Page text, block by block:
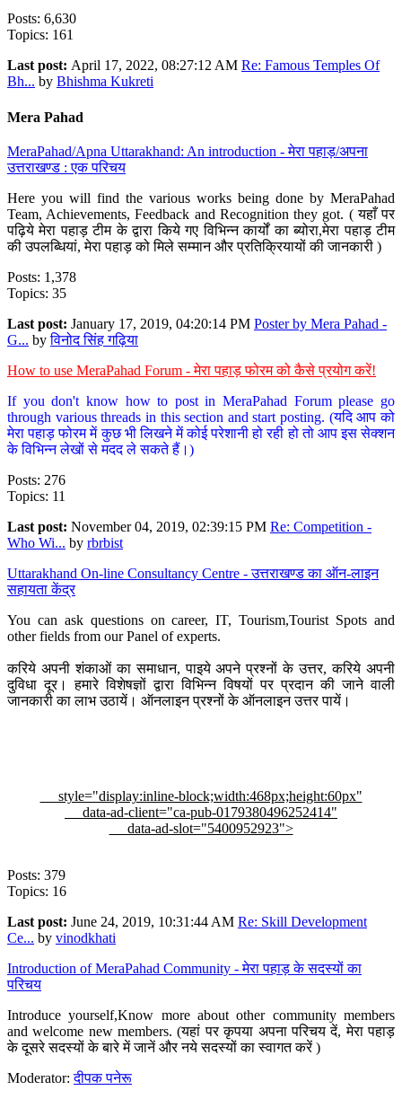
Posts: 6,630
Topics: 161
Last post: April 17, 2022, 08:27:12 AM Re: Famous Temples Of
Bh... by Bhishma Kukreti
Mera Pahad
MeraPahad/Apna Uttarakhand: An introduction - मेरा पहाड़/अपना
उत्तराखण्ड : एक परिचय
Here you will find the various works being done by MeraPahad
Team, Achievements, Feedback and Recognition they got. ( यहाँ पर
पढ़िये मेरा पहाड़ टीम के द्वारा किये गए विभिन्न कार्यों का ब्योरा,मेरा पहाड़ टीम
की उपलब्धियां, मेरा पहाड़ को मिले सम्मान और प्रतिक्रियायों की जानकारी )
Posts: 1,378
Topics: 35
Last post: January 17, 2019, 04:20:14 PM Poster by Mera Pahad -
G... byविनोद सिंह गढ़िया
How to use MeraPahad Forum - मेरा पहाड़ फोरम को कैसे प्रयोग करें!
If you don't know how to post in MeraPahad Forum please go
through various threads in this section and start posting. (यदि आप को
मेरा पहाड़ फोरम में कुछ भी लिखने में कोई परेशानी हो रही हो तो आप इस सेक्शन
के विभिन्न लेखों से मदद ले सकते हैं।)
Posts: 276
Topics: 11
Last post: November 04, 2019, 02:39:15 PM Re: Competition -
Who Wi... by rbrbist
Uttarakhand On-line Consultancy Centre - उत्तराखण्ड का ऑन-लाइन
सहायता केंद्र
You can ask questions on career, IT, Tourism,Tourist Spots and
other fields from our Panel of experts.
करिये अपनी शंकाओं का समाधान, पाइये अपने प्रश्नों के उत्तर, करिये अपनी
दुविधा दूर। हमारे विशेषज्ञों द्वारा विभिन्न विषयों पर प्रदान की जाने वाली
जानकारी का लाभ उठायें। ऑनलाइन प्रश्नों के ऑनलाइन उत्तर पायें।
style="display:inline-block;width:468px;height:60px"
data-ad-client="ca-pub-0179380496252414"
data-ad-slot="5400952923">
Posts: 379
Topics: 16
Last post: June 24, 2019, 10:31:44 AM Re: Skill Development
Ce... by vinodkhati
Introduction of MeraPahad Community - मेरा पहाड़ के सदस्यों का
परिचय
Introduce yourself,Know more about other community members
and welcome new members. (यहां पर कृपया अपना परिचय दें, मेरा पहाड़
के दूसरे सदस्यों के बारे में जानें और नये सदस्यों का स्वागत करें )
Moderator:दीपक पनेरू